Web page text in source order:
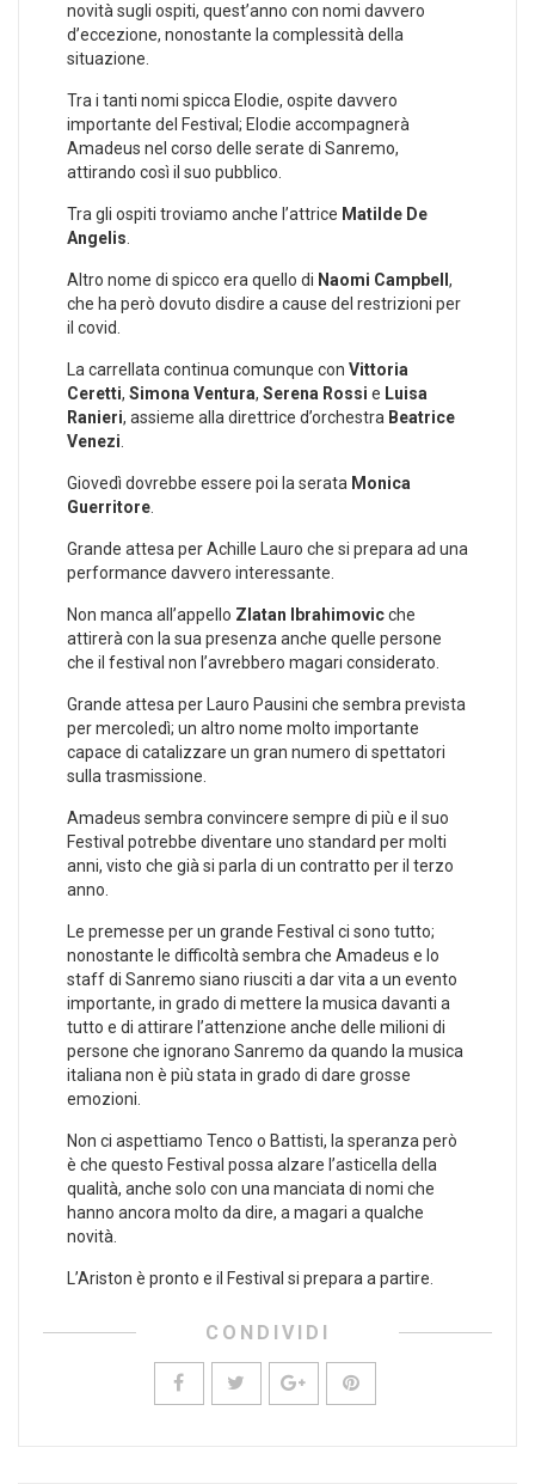
novità sugli ospiti, quest’anno con nomi davvero
d’eccezione, nonostante la complessità della
situazione.
Tra i tanti nomi spicca Elodie, ospite davvero
importante del Festival; Elodie accompagnerà
Amadeus nel corso delle serate di Sanremo,
attirando così il suo pubblico.
Tra gli ospiti troviamo anche l’attrice Matilde De
Angelis
Altro nome di spicco era quello di Naomi Campbell ,
che ha però dovuto disdire a cause del restrizioni per
il covid.
La carrellata continua comunque con Vittoria
Ceretti, Simona Ventura, Serena Rossi e Luisa
Ranieri, assieme alla direttrice d’orchestra Beatrice
Venezi
Giovedì dovrebbe essere poi la serata Monica
Guerritore
Grande attesa per Achille Lauro che si prepara ad una
performance davvero interessante.
Non manca all’appello Zlatan Ibrahimovicche
attirerà con la sua presenza anche quelle persone
che il festival non l’avrebbero magari considerato.
Grande attesa per Lauro Pausini che sembra prevista
per mercoledì; un altro nome molto importante
capace di catalizzare un gran numero di spettatori
sulla trasmissione.
Amadeus sembra convincere sempre di più e il suo
Festival potrebbe diventare uno standard per molti
anni, visto che già si parla di un contratto per il terzo
anno.
Le premesse per un grande Festival ci sono tutto;
nonostante le difficoltà sembra che Amadeus e lo
staff di Sanremo siano riusciti a dar vita a un evento
importante, in grado di mettere la musica davanti a
tutto e di attirare l’attenzione anche delle milioni di
persone che ignorano Sanremo da quando la musica
italiana non è più stata in grado di dare grosse
emozioni.
Non ci aspettiamo Tenco o Battisti, la speranza però
è che questo Festival possa alzare l’asticella della
qualità, anche solo con una manciata di nomi che
hanno ancora molto da dire, a magari a qualche
novità.
L’Ariston è pronto e il Festival si prepara a partire.
CONDIVIDI